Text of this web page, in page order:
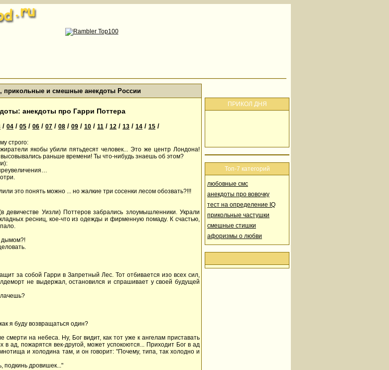
прикольные и смешные анекдоты России
анекдоты про Гарри Поттера
/ 04 / 05 / 06 / 07 / 08 / 09 / 10 / 11 / 12 / 13 / 14 / 15 /
строго:
якобы убили пятьдесят человек... Это же центр Лондона!
высовывались раньше времени! Ты что-нибудь знаешь об этом?
это понять можно ... но жалкие три сосенки лесом обозвать?!!!
Уизли) Поттеров забрались злоумышленники. Украли
ресниц, кое-что из одежды и фирменную помаду. К счастью,
дымом?!
за собой Гарри в Запретный Лес. Тот отбивается изо всех сил,
не выдержал, остановился и спрашивает у своей будущей
я буду возвращаться один?
на небеса. Ну, Бог видит, как тот уже к ангелам приставать
в ад, пожарятся век-другой, может успокоются... Приходит Бог в ад
и холодина там, и он говорит: "Почему, типа, так холодно и
подкинь дровишек..."
ПРИКОЛ ДНЯ
Топ-7 категорий
любовные смс
анекдоты про вовочку
тест на определение IQ
прикольные частушки
смешные стишки
афоризмы о любви